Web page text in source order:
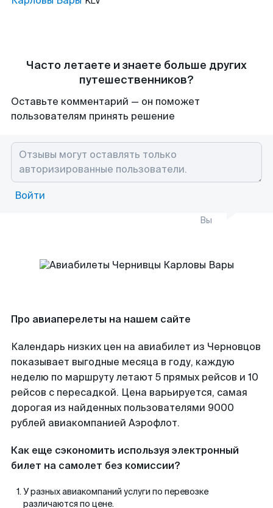
Часто летаете и знаете больше других
путешественников?
Оставьте комментарий — он поможет
пользователям принять решение
Войти
Вы
Про авиаперелеты на нашем сайте
Календарь низких цен на авиабилет из Черновцов
показывает выгодные месяца в году, каждую
неделю по маршруту летают 5 прямых рейсов и 10
рейсов с пересадкой. Цена варьируется, самая
дорогая из найденных пользователями 9000
рублей авиакомпанией Аэрофлот.
Как еще сэкономить используя электронный
билет на самолет без комиссии?
У разных авиакомпаний услуги по перевозке
различаются по цене.